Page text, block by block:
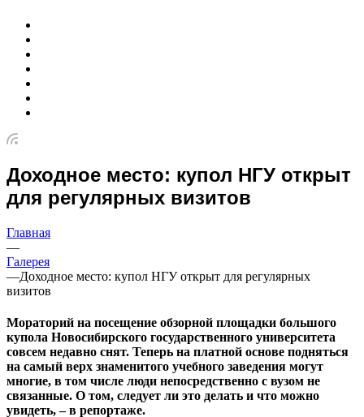
Доходное место: купол НГУ открыт
для регулярных визитов
Главная
—
Галерея
—Доходное место: купол НГУ открыт для регулярных
визитов
Мораторий на посещение обзорной площадки большого
купола Новосибирского государственного университета
совсем недавно снят. Теперь на платной основе подняться
на самый верх знаменитого учебного заведения могут
многие, в том числе люди непосредственно с вузом не
связанные. О том, следует ли это делать и что можно
увидеть, – в репортаже.